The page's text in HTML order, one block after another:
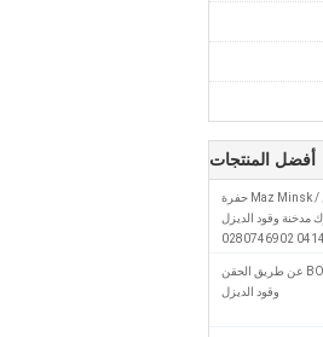
أفضل المنتجات
شركة بوش للشحن / Maz Minsk حفرة
مدخنة وقود الديزل
0414799008 0280746902
0445120270 BOSCH عن طريق الحقن
وقود الديزل